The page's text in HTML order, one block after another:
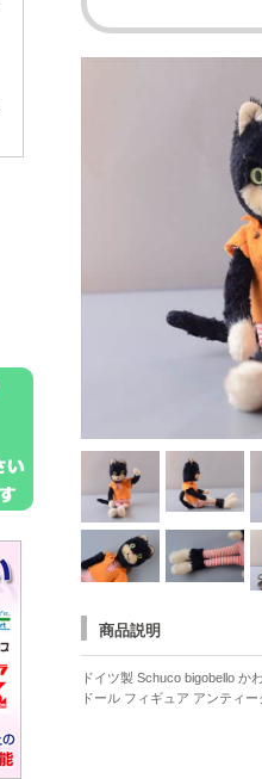
商品説明
ドイツ製 Schuco bigobello か
ドール フィギュア アンティ